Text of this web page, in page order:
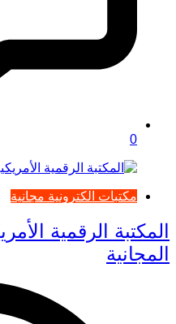
0
مكتبات الكترونية مجانية
المكتبة الرقمية
المجانية